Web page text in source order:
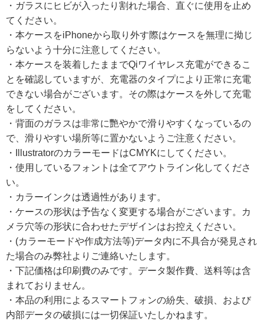
・ガラスにヒビが入ったり割れた場合、直ぐに使用を止め
てください。
・本ケースをiPhoneから取り外す際はケースを無理に拗じ
らないよう十分に注意してください。
・本ケースを装着したままでQiワイヤレス充電ができるこ
とを確認していますが、充電器のタイプにより正常に充電
できない場合がございます。その際はケースを外して充電
をしてください。
・背面のガラスは非常に艷やかで滑りやすくなっているの
で、滑りやすい場所等に置かないようご注意ください。
・IllustratorのカラーモードはCMYKにしてください。
・使用しているフォントは全てアウトライン化してくださ
い。
・カラーインクは透過性があります。
・ケースの形状は予告なく変更する場合がございます。カ
メラ穴等の形状に合わせたデザインはお控えください。
・(カラーモードや作成方法等)データ内に不具合が発見され
た場合のみ弊社よりご連絡いたします。
・下記価格は印刷費のみです。データ製作費、送料等は含
まれておりません。
・本品の利用によるスマートフォンの紛失、破損、および
内部データの破損には一切保証いたしかねます。